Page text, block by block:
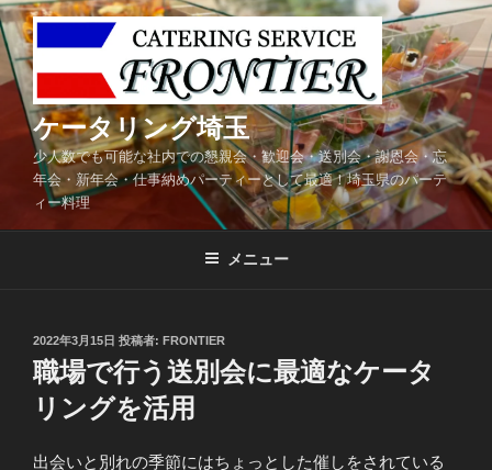
コ
ン
テ
ン
へ
ケータリング埼玉
少人数でも可能な社内での懇親会・歓迎会・送別会・謝恩会・忘
年会・新年会・仕事納めパーティーとして最適！埼玉県のパーテ
ィー料理
メニュー
投
稿
日:
2022年3月15日 投稿者: FRONTIER
職場で行う送別会に最適なケータ
リングを活用
出会いと別れの季節にはちょっとした催しをされている